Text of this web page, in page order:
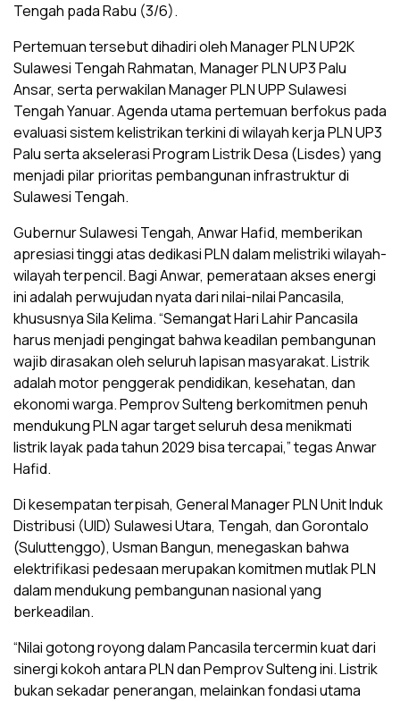
Tengah pada Rabu (3/6).
Pertemuan tersebut dihadiri oleh Manager PLN UP2K
Sulawesi Tengah Rahmatan, Manager PLN UP3 Palu
Ansar, serta perwakilan Manager PLN UPP Sulawesi
Tengah Yanuar. Agenda utama pertemuan berfokus pada
evaluasi sistem kelistrikan terkini di wilayah kerja PLN UP3
Palu serta akselerasi Program Listrik Desa (Lisdes) yang
menjadi pilar prioritas pembangunan infrastruktur di
Sulawesi Tengah.
Gubernur Sulawesi Tengah, Anwar Hafid, memberikan
apresiasi tinggi atas dedikasi PLN dalam melistriki wilayah-
wilayah terpencil. Bagi Anwar, pemerataan akses energi
ini adalah perwujudan nyata dari nilai-nilai Pancasila,
khususnya Sila Kelima. “Semangat Hari Lahir Pancasila
harus menjadi pengingat bahwa keadilan pembangunan
wajib dirasakan oleh seluruh lapisan masyarakat. Listrik
adalah motor penggerak pendidikan, kesehatan, dan
ekonomi warga. Pemprov Sulteng berkomitmen penuh
mendukung PLN agar target seluruh desa menikmati
listrik layak pada tahun 2029 bisa tercapai,” tegas Anwar
Hafid.
Di kesempatan terpisah, General Manager PLN Unit Induk
Distribusi (UID) Sulawesi Utara, Tengah, dan Gorontalo
(Suluttenggo), Usman Bangun, menegaskan bahwa
elektrifikasi pedesaan merupakan komitmen mutlak PLN
dalam mendukung pembangunan nasional yang
berkeadilan.
“Nilai gotong royong dalam Pancasila tercermin kuat dari
sinergi kokoh antara PLN dan Pemprov Sulteng ini. Listrik
bukan sekadar penerangan, melainkan fondasi utama